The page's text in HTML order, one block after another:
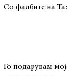
Со фалбите на
Го подарувам